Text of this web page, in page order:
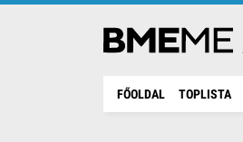
FŐOLDAL TOPLISTA